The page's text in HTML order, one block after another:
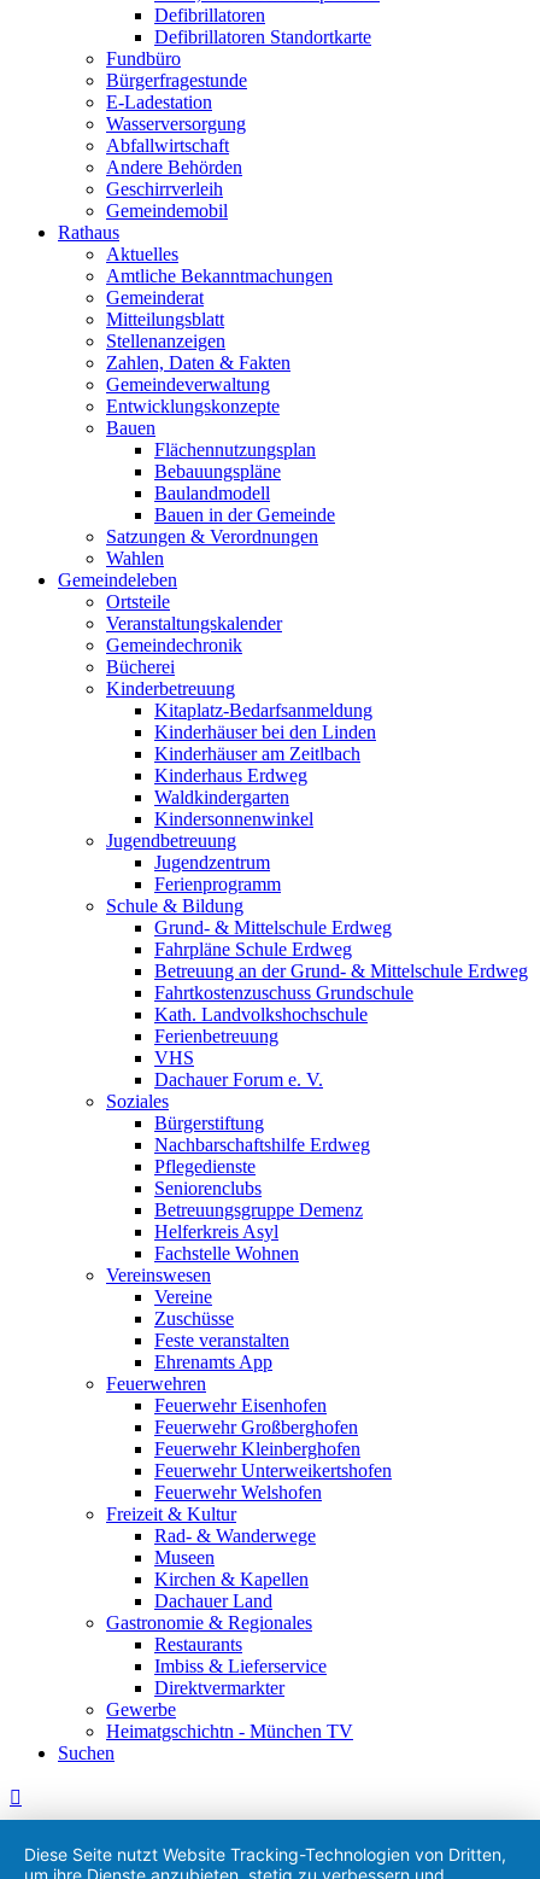
Defibrillatoren
Defibrillatoren Standortkarte
Fundbüro
Bürgerfragestunde
E-Ladestation
Wasserversorgung
Abfallwirtschaft
Andere Behörden
Geschirrverleih
Gemeindemobil
Rathaus
Aktuelles
Amtliche Bekanntmachungen
Gemeinderat
Mitteilungsblatt
Stellenanzeigen
Zahlen, Daten & Fakten
Gemeindeverwaltung
Entwicklungskonzepte
Bauen
Flächennutzungsplan
Bebauungspläne
Baulandmodell
Bauen in der Gemeinde
Satzungen & Verordnungen
Wahlen
Gemeindeleben
Ortsteile
Veranstaltungskalender
Gemeindechronik
Bücherei
Kinderbetreuung
Kitaplatz-Bedarfsanmeldung
Kinderhäuser bei den Linden
Kinderhäuser am Zeitlbach
Kinderhaus Erdweg
Waldkindergarten
Kindersonnenwinkel
Jugendbetreuung
Jugendzentrum
Ferienprogramm
Schule & Bildung
Grund- & Mittelschule Erdweg
Fahrpläne Schule Erdweg
Betreuung an der Grund- & Mittelschule Erdweg
Fahrtkostenzuschuss Grundschule
Kath. Landvolkshochschule
Ferienbetreuung
VHS
Dachauer Forum e. V.
Soziales
Bürgerstiftung
Nachbarschaftshilfe Erdweg
Pflegedienste
Seniorenclubs
Betreuungsgruppe Demenz
Helferkreis Asyl
Fachstelle Wohnen
Vereinswesen
Vereine
Zuschüsse
Feste veranstalten
Ehrenamts App
Feuerwehren
Feuerwehr Eisenhofen
Feuerwehr Großberghofen
Feuerwehr Kleinberghofen
Feuerwehr Unterweikertshofen
Feuerwehr Welshofen
Freizeit & Kultur
Rad- & Wanderwege
Museen
Kirchen & Kapellen
Dachauer Land
Gastronomie & Regionales
Restaurants
Imbiss & Lieferservice
Direktvermarkter
Gewerbe
Heimatgschichtn - München TV
Suchen
Diese Seite nutzt Website Tracking-Technologien von Dritten,
um ihre Dienste anzubieten, stetig zu verbessern und